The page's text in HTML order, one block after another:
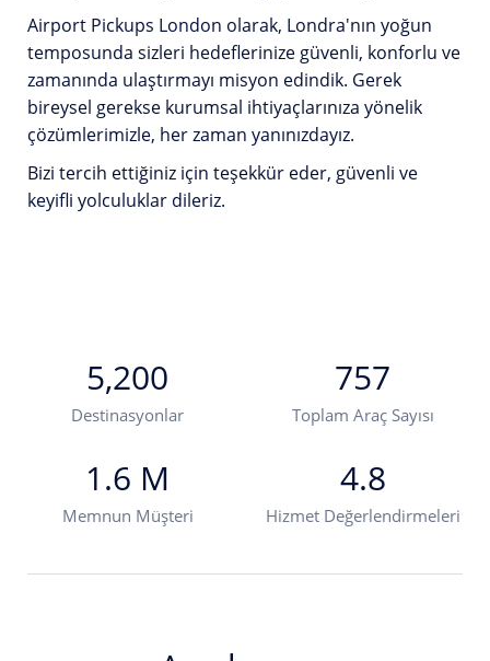
Airport Pickups London olarak, Londra'nın yoğun
temposunda sizleri hedeflerinize güvenli, konforlu ve
zamanında ulaştırmayı misyon edindik. Gerek
bireysel gerekse kurumsal ihtiyaçlarınıza yönelik
çözümlerimizle, her zaman yanınızdayız.
Bizi tercih ettiğiniz için teşekkür eder, güvenli ve
keyifli yolculuklar dileriz.
5,200
Destinasyonlar
757
Toplam Araç Sayısı
1.6 M
Memnun Müşteri
4.8
Hizmet Değerlendirmeleri